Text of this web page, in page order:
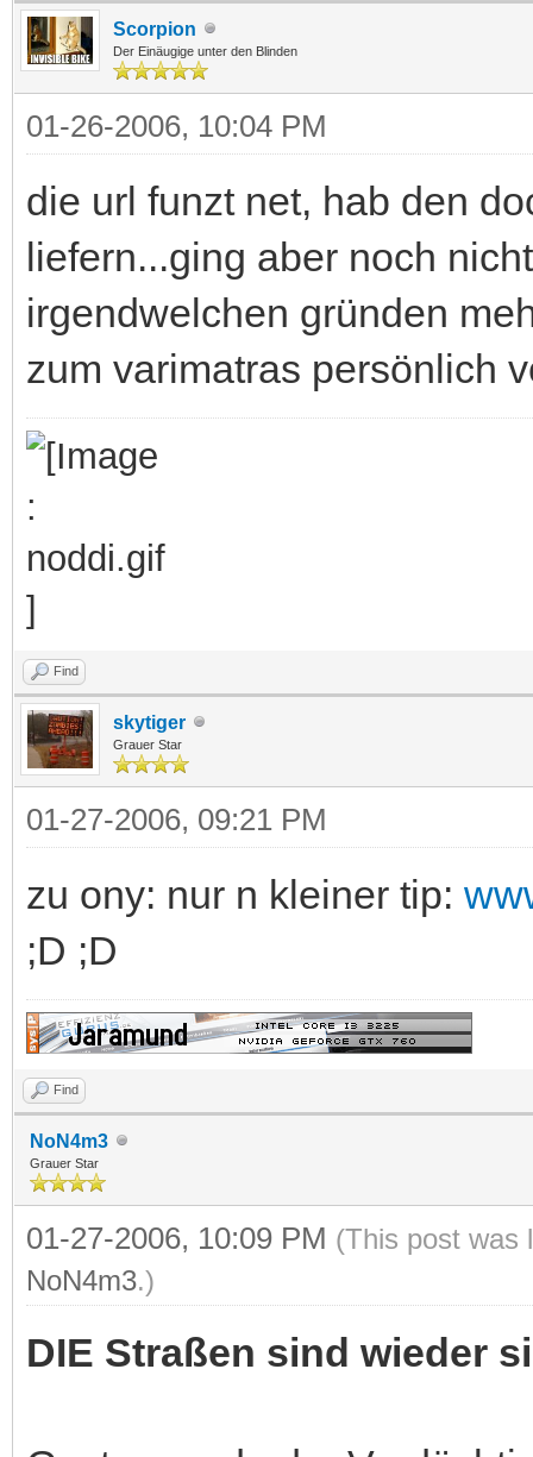
Scorpion
Der Einäugige unter den Blinden
01-26-2006, 10:04 PM
die url funzt net, hab den
liefern...ging aber noch
irgendwelchen gründen
zum varimatras persönlich
Find
skytiger
Grauer Star
01-27-2006, 09:21 PM
zu ony: nur n kleiner tip:
;D ;D
Find
NoN4m3
Grauer Star
01-27-2006, 10:09 PM (This post was
NoN4m3.)
DIE Straßen sind wieder